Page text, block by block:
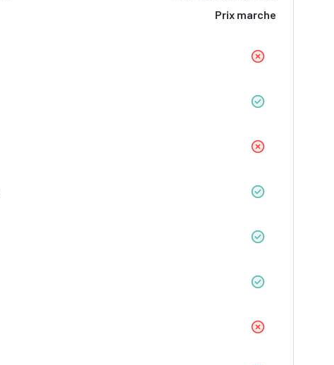
Prix marche